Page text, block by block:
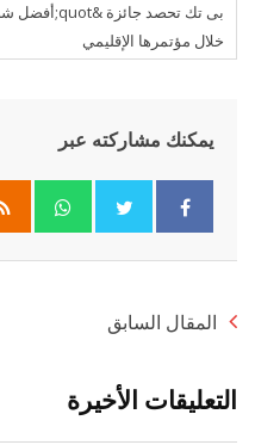
خلال مؤتمرها الإقليمي
يمكنك مشاركته عبر
المقال السابق
التعليقات الأخيرة